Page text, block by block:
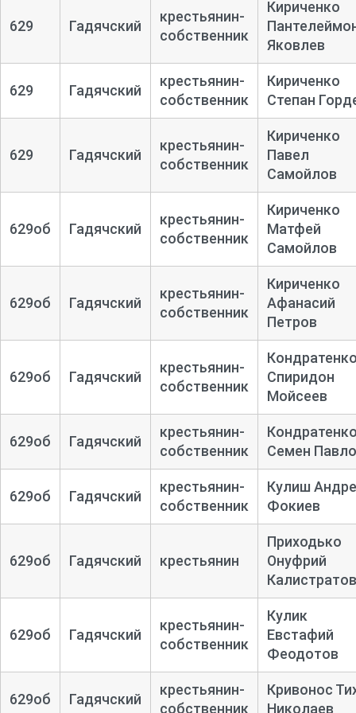
629 Гадячский
крестьянин-
собственник
Кириченко
Яковлев
629 Гадячский
крестьянин-
собственник
Кириченко
Степан
629 Гадячский
крестьянин-
собственник
Кириченко
Павел
Самойлов
629об Гадячский
крестьянин-
собственник
Кириченко
Матфей
Самойлов
629об Гадячский
крестьянин-
собственник
Кириченко
Афанасий
Петров
629об Гадячский
крестьянин-
собственник
Спиридон
Мойсеев
629об Гадячский
крестьянин-
собственник
Семен
629об Гадячский
крестьянин-
собственник
Кулиш
Фокиев
629об Гадячский крестьянин
Приходько
Онуфрий
Калистратов
629об Гадячский
крестьянин-
собственник
Кулик
Евстафий
Феодотов
629об Гадячский
крестьянин-
собственник
Кривонос
Николаев